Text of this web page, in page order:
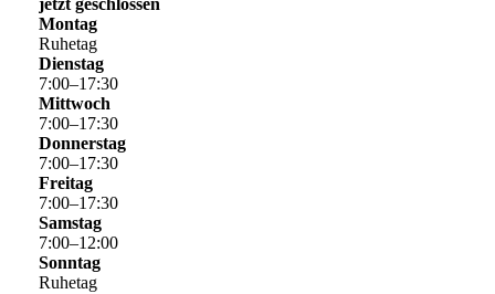
jetzt geschlossen
Montag
Ruhetag
Dienstag
7:00–17:30
Mittwoch
7:00–17:30
Donnerstag
7:00–17:30
Freitag
7:00–17:30
Samstag
7:00–12:00
Sonntag
Ruhetag